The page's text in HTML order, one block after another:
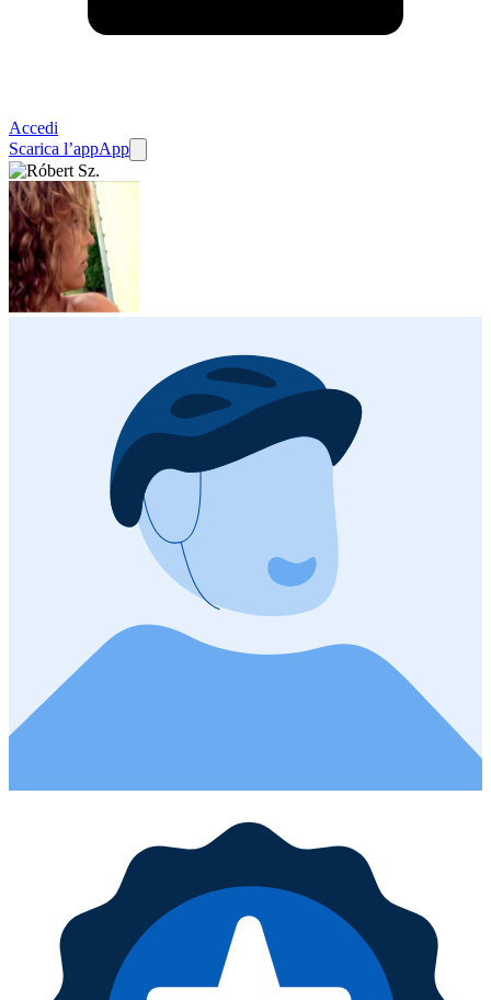
Accedi
Scarica l’appApp